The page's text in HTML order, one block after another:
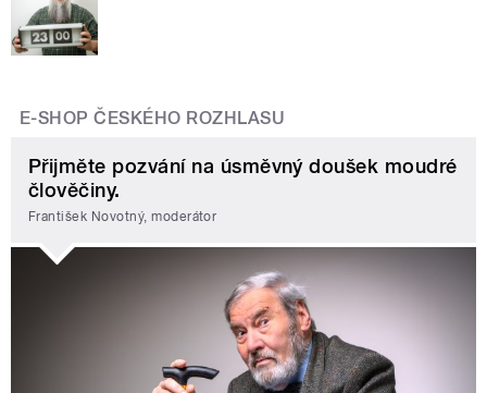
E-SHOP ČESKÉHO ROZHLASU
Přijměte pozvání na úsměvný doušek moudré
člověčiny.
František Novotný, moderátor